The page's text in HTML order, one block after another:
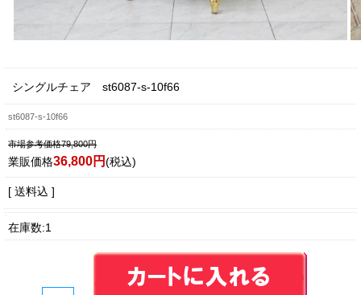
シングルチェア st6087-s-10f66
st6087-s-10f66
市場参考価格79,800円
業販価格36,800円(税込)
[ 送料込 ]
在庫数:1